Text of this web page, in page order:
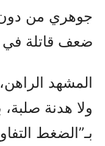
جوهري من دون
ضعف قاتلة في
المشهد
ولا هدنة
بـ”الضغط